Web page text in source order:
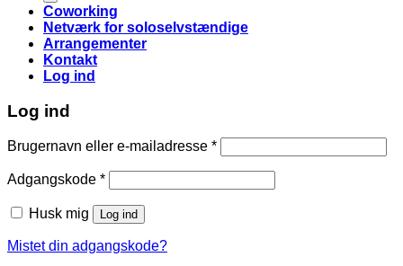
Coworking
Netværk for soloselvstændige
Arrangementer
Kontakt
Log ind
Log ind
Brugernavn eller e-mailadresse *Påkrævet
Adgangskode *Påkrævet
Husk mig Log ind
Mistet din adgangskode?